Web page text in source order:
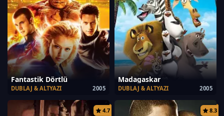
Fantastik Dörtlü
2005
DUBLAJ & ALTYAZI
Madagaskar
2005
DUBLAJ & ALTYAZI
4.7 8.3